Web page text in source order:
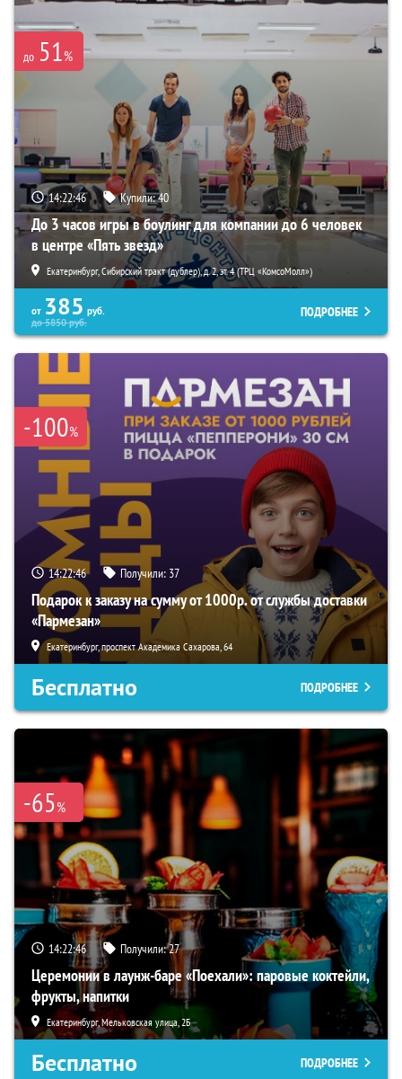
до 51%
14:22:45 Купили:40
До 3 часов игры в боулинг для компании до 6 человек
в центре «Пять звезд»
Екатеринбург, Сибирский тракт (дублер), д. 2, эт. 4 (ТРЦ «КомсоМолл»)
от 385 руб.
до5850руб.
ПОДРОБНЕЕ
-100%
14:22:45 Получили: 37
Подарок к заказу на сумму от 1000р. от службы доставки
«Пармезан»
Екатеринбург, проспект Академика Сахарова, 64
Бесплатно ПОДРОБНЕЕ
-65%
14:22:45 Получили:27
Церемонии в лаунж-баре «Поехали»: паровые коктейли,
фрукты, напитки
Екатеринбург, Мельковская улица, 2Б
Бесплатно ПОДРОБНЕЕ